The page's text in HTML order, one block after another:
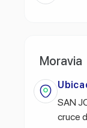
Moravia
SAN
cruce